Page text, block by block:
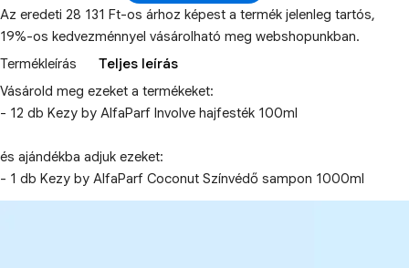
Az eredeti 28 131 Ft-os árhoz képest a termék jelenleg tartós,
19%-os kedvezménnyel vásárolható meg webshopunkban.
Termékleírás
Teljes leírás
Vásárold meg ezeket a termékeket:
- 12 db Kezy by AlfaParf Involve hajfesték 100ml
és ajándékba adjuk ezeket:
- 1 db Kezy by AlfaParf Coconut Színvédő sampon 1000ml